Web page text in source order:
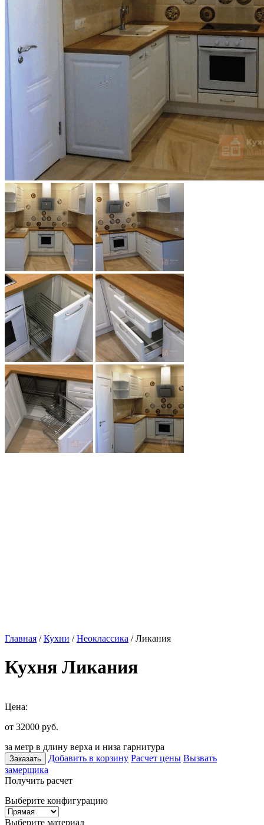
Главная /Кухни /Неоклассика / Ликания
Кухня Ликания
Цена:
от 32000 руб.
за метр в длину верха и низа гарнитура
Заказать Добавить в корзину Расчет цены Вызвать
замерщика
Получить расчет
Выберите конфигурацию
Выберите материал